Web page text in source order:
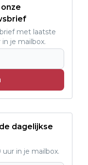
met laatste
je mailbox.
dagelijkse
in je mailbox.